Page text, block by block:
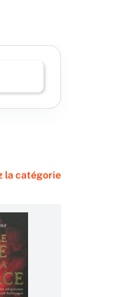
la catégorie